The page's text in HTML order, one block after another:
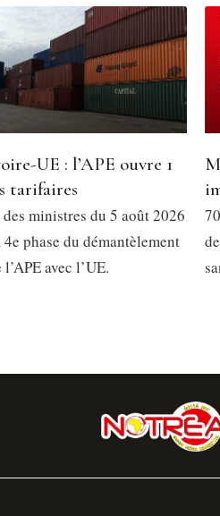
UE : l’APE ouvre 1
tarifaires
ministres du 5 août 2026
phase du démantèlement
avec l’UE.